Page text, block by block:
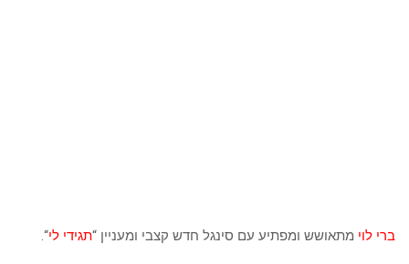
ברי לוי מתאושש ומפתיע עם סינגל חדש קצבי ומעניין “תגידי לי“.